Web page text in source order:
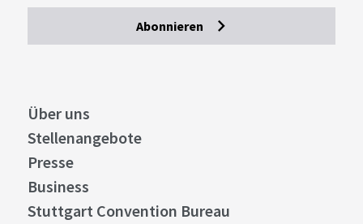
Abonnieren
Über uns
Stellenangebote
Presse
Business
Stuttgart Convention Bureau